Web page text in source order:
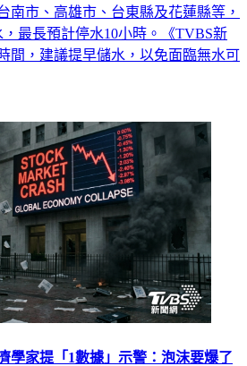
南市、高雄市、台東縣及花蓮縣等，
最長預計停水10小時。《TVBS新
間，建議提早儲水，以免面臨無水可
學家提「1數據」示警：泡沫要爆了